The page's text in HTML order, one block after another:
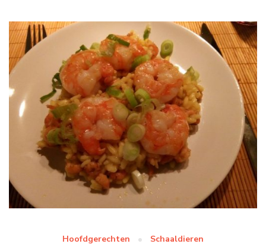
Hoofdgerechten Schaaldieren